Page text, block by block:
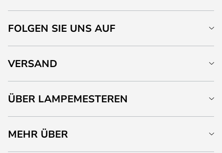
FOLGEN SIE UNS AUF
VERSAND
ÜBER LAMPEMESTEREN
MEHR ÜBER